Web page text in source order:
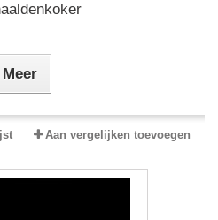
Meer
Aan vergelijken toevoegen